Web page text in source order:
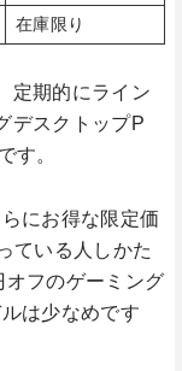
在庫限り
定期的にライン
デスクトップP
す。
にお得な限定価
ている人しかた
オフのゲーミング
は少なめです